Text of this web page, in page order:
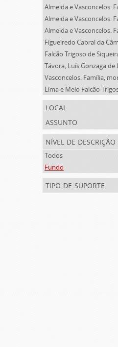
Almeida e Vasconcelos.
local
assunto
nível de descrição
Todos
Fundo
tipo de suporte